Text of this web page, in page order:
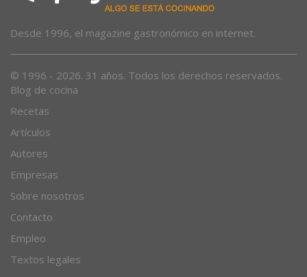
Desde 1996, el magazine gastronómico en internet.
© 1996 - 2026. 31 años. Todos los derechos reservados.
Blog de cocina
Recetas
Artículos
Autores
Empresas
Sobre nosotros
Contacto
Empleo
Textos legales